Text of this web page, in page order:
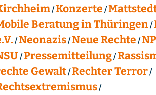
Konzerte
Beratung in Thüringen
Neonazis Neue Rechte
Pressemitteilung
Gewalt Rechter Terror